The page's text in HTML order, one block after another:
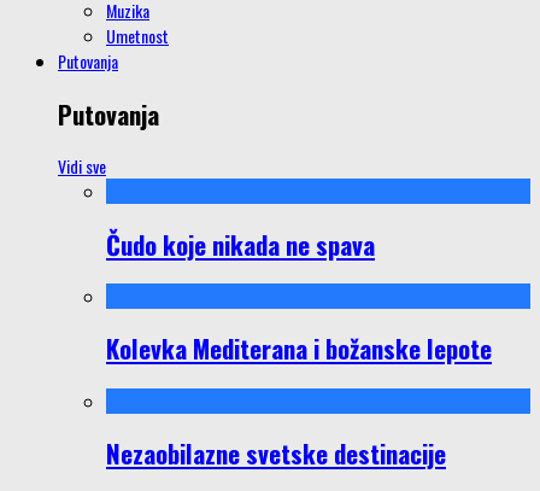
Muzika
Umetnost
Putovanja
Putovanja
Vidi sve
Čudo koje nikada ne spava
Kolevka Mediterana i božanske lepote
Nezaobilazne svetske destinacije